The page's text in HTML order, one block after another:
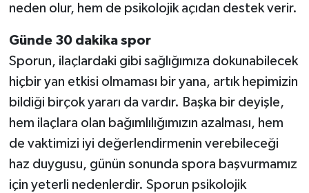
neden olur, hem de psikolojik açıdan destek verir.
Günde 30 dakika spor
Sporun, ilaçlardaki gibi sağlığımıza dokunabilecek
hiçbir yan etkisi olmaması bir yana, artık hepimizin
bildiği birçok yararı da vardır. Başka bir deyişle,
hem ilaçlara olan bağımlılığımızın azalması, hem
de vaktimizi iyi değerlendirmenin verebileceği
haz duygusu, günün sonunda spora başvurmamız
için yeterli nedenlerdir. Sporun psikolojik